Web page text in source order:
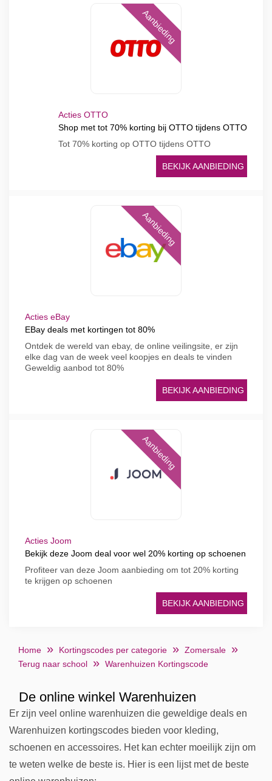
Aanbieding
Acties OTTO
Shop met tot 70% korting bij OTTO tijdens OTTO
Tot 70% korting op OTTO tijdens OTTO
BEKIJK AANBIEDING
Aanbieding
Acties eBay
EBay deals met kortingen tot 80%
Ontdek de wereld van ebay, de online veilingsite, er zijn
elke dag van de week veel koopjes en deals te vinden
Geweldig aanbod tot 80%
BEKIJK AANBIEDING
Aanbieding
Acties Joom
Bekijk deze Joom deal voor wel 20% korting op schoenen
Profiteer van deze Joom aanbieding om tot 20% korting
te krijgen op schoenen
BEKIJK AANBIEDING
Home Kortingscodes per categorie
Zomersale
Terug naar school
Warenhuizen Kortingscode
De online winkel Warenhuizen
Er zijn veel online warenhuizen die geweldige deals en
Warenhuizen kortingscodes bieden voor kleding,
schoenen en accessoires. Het kan echter moeilijk zijn om
te weten welke de beste is. Hier is een lijst met de beste